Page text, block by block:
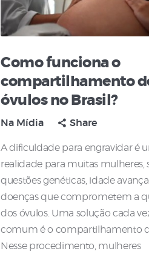
Como funciona o
compartilhamento
óvulos no Brasil?
Na Mídia Share
A dificuldade para engravidar é
realidade para muitas mulheres,
questões genéticas, idade
doenças que comprometem a
dos óvulos. Uma solução cada
comum é o compartilhamento
Nesse procedimento, mulheres